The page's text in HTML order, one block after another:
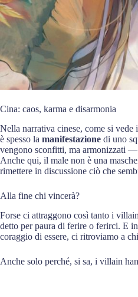
Cina: caos, karma e disarmonia
Nella narrativa cinese, come si vede
è spesso la manifestazione di uno
vengono sconfitti, ma armonizzati —
Anche qui, il male non è una
rimettere in discussione ciò che
Alla fine chi vincerà?
Forse ci attraggono così tanto i
detto per paura di ferire o ferirci. E
coraggio di essere, ci ritroviamo a
Anche solo perché, si sa, i villain